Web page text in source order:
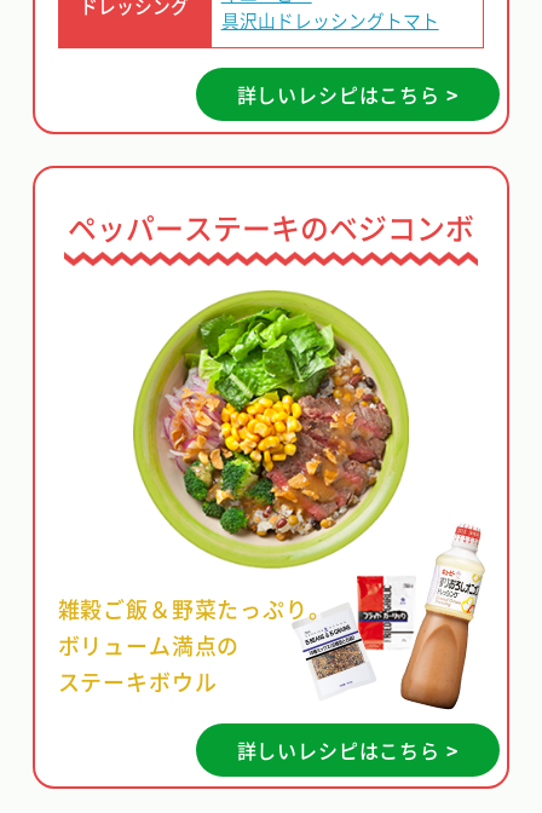
ドレッシング
具沢山ドレッシングトマト
詳しいレシピはこちら >
ペッパーステーキのベジコンボ
雑穀ご飯＆野菜たっぷり。
ボリューム満点の
ステーキボウル
詳しいレシピはこちら >